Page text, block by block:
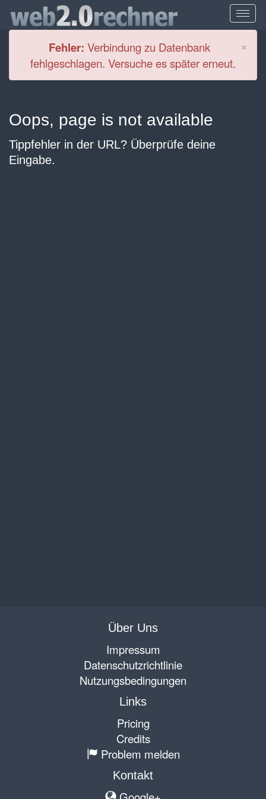
×
Fehler: Verbindung zu Datenbank
fehlgeschlagen. Versuche es später erneut.
Oops, page is not available
Tippfehler in der URL? Überprüfe deine
Eingabe.
Über Uns
Impressum
Datenschutzrichtlinie
Nutzungsbedingungen
Links
Pricing
Credits
Problem melden
Kontakt